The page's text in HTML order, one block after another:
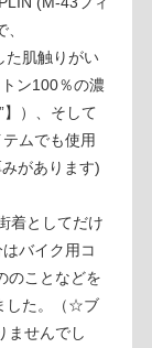
た肌触りがい
ン100％の濃
】）、そして
ムでも使用
があります)
着としてだけ
バイク用コ
のことなどを
した。（☆ブ
ませんでし